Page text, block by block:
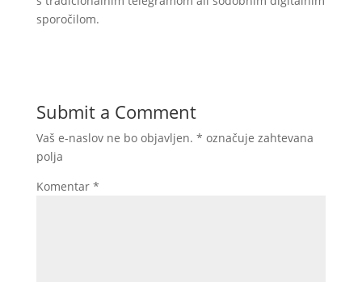
sporočilom.
Submit a Comment
Vaš e-naslov ne bo objavljen. * označuje zahtevana
polja
Komentar *